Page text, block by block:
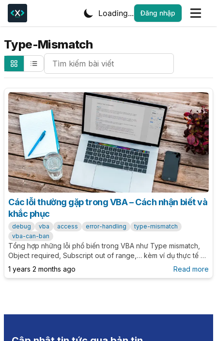
Loading... Đăng nhập
Type-Mismatch
Search Cheatsheets
Các lỗi thường gặp trong VBA – Cách nhận biết và
khắc phục
debug vba access error-handling
type-mismatch
vba-can-ban
Tổng hợp những lỗi phổ biến trong VBA như Type mismatch,
Object required, Subscript out of range,… kèm ví dụ thực tế và
cách xử lý rõ ràng giúp bạn debug hiệu quả và viết code
chính xác hơn.
1 years 2 months ago Read more